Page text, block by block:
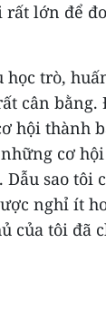
lớn để
học trò,
cân
hội thành
cơ
sao
nghỉ ít
của tôi đã